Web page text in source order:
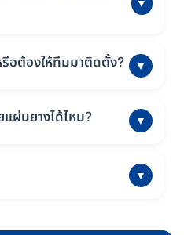
ช้น้ำยาทำความสะอาดพื้นทั่วไปที่▼
หรือ Rubber Tile เกรด
นกว่ารุ่น EVA FOAM ซึ่งเหมาะกับ
รือต้องให้ทีมมาติดตั้ง? ▼
ษ แต่หากเป็น Rubber Roll หรือ
งานติดตั้งเรียบร้อย ไร้รอยต่อ
ผ่นยางได้ไหม? ▼
ะสำหรับผู้ที่ต้องการความ
▼